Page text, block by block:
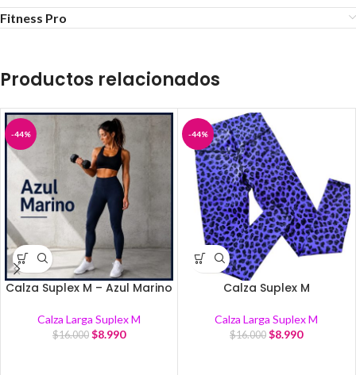
Fitness Pro
Productos relacionados
-44%
Calza Suplex M – Azul Marino
Calza Larga Suplex M
$16.000 $8.990
-44%
Calza Suplex M
Calza Larga Suplex M
$16.000 $8.990